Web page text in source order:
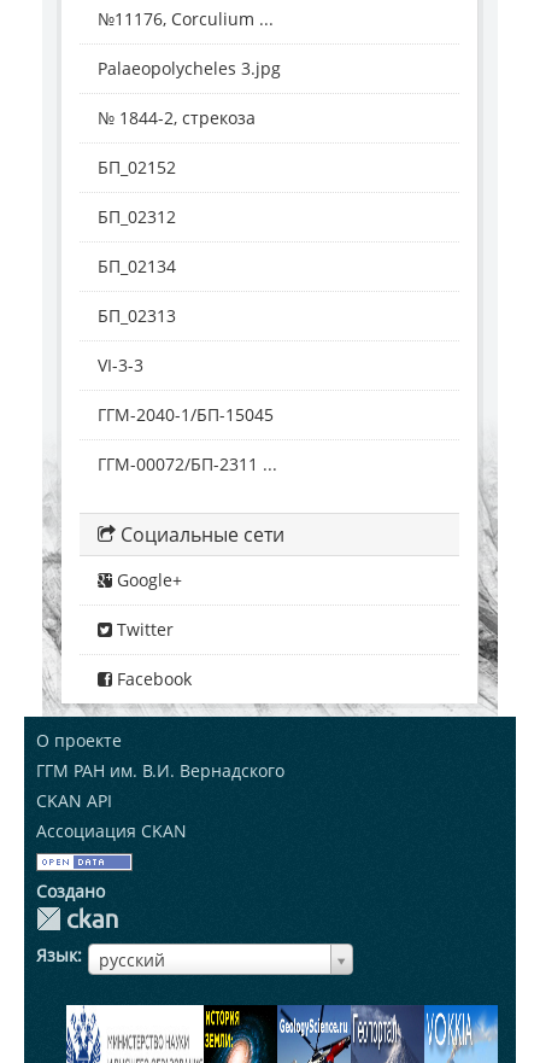
№11176, Corculium ...
Palaeopolycheles 3.jpg
№ 1844-2, стрекоза
БП_02152
БП_02312
БП_02134
БП_02313
VI-3-3
ГГМ-2040-1/БП-15045
ГГМ-00072/БП-2311 ...
Социальные сети
Google+
Twitter
Facebook
О проекте
ГГМ РАН им. В.И. Вернадского
CKAN API
Ассоциация CKAN
Создано
Язык русский
ЯзыкЯзык